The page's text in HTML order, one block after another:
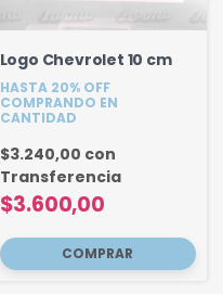
Logo Chevrolet 10 cm
HASTA 20% OFF
COMPRANDO EN
CANTIDAD
$3.600,00
$3.240,00 con
Transferencia